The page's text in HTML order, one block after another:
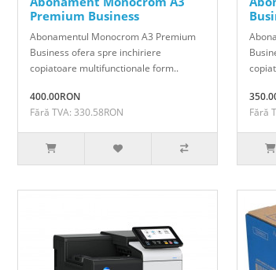
Premium Business
Abonamentul Monocrom A3 Premium
Business ofera spre inchiriere
copiatoare multifunctionale form..
400.00RON
Fără TVA: 330.58RON
Fără